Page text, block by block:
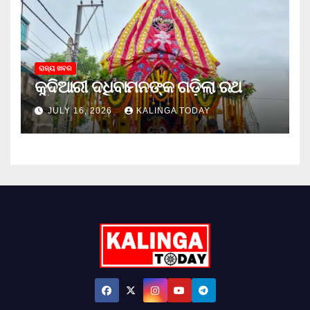
ରାଜ୍ୟ ଖବର
କୁଦିଆରୀ ଦଧିବାମନଙ୍କ ଗଡ଼ିଲା ରଥ
JULY 16, 2026 KALINGA TODAY